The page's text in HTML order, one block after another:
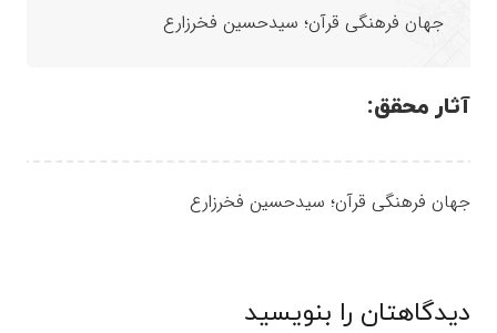
جهان فرهنگی قرآن؛ سیدحسین فخرزارع
آثار محقق:
جهان فرهنگی قرآن؛ سیدحسین فخرزارع
دیدگاهتان را بنویسید